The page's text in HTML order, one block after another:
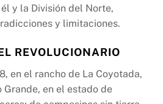
y la División del Norte,
y limitaciones.
REVOLUCIONARIO
en el rancho de La Coyotada,
Grande, en el estado de